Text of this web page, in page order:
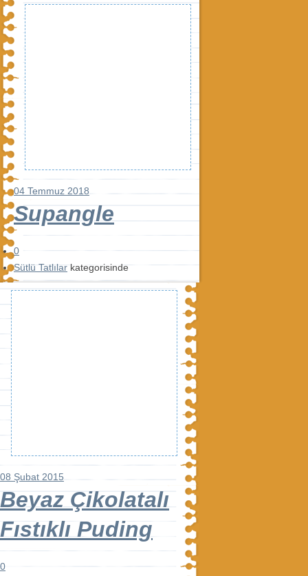
04 Temmuz 2018
Supangle
0
Sütlü Tatlılar kategorisinde
08 Şubat 2015
Beyaz Çikolatalı
Fıstıklı Puding
0